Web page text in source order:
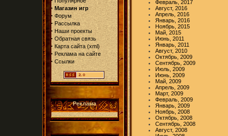
· Магазин игр
· Форум
· Рассылка
· Наши проекты
· Обратная связь
· Карта сайта(xml)
· Реклама на сайте
· Ссылки
Реклама
Февраль, 2017
Август, 2016
Апрель, 2016
Январь, 2016
Ноябрь, 2015
Май, 2015
Июнь, 2011
Январь, 2011
Август, 2010
Октябрь, 2009
Сентябрь, 2009
Июль, 2009
Июнь, 2009
Май, 2009
Апрель, 2009
Март, 2009
Февраль, 2009
Январь, 2009
Ноябрь, 2008
Октябрь, 2008
Сентябрь, 2008
Август, 2008